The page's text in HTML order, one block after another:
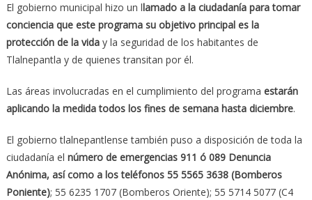
El gobierno municipal hizo un llamado a la ciudadanía para tomar
conciencia que este programa su objetivo principal es la
protección de la viday la seguridad de los habitantes de
Tlalnepantla y de quienes transitan por él.
Las áreas involucradas en el cumplimiento del programa estarán
aplicando la medida todos los fines de semana hasta diciembre.
El gobierno tlalnepantlense también puso a disposición de toda la
ciudadanía el número de emergencias 911 ó 089 Denuncia
Anónima, así como a los teléfonos 55 5565 3638 (Bomberos
Poniente); 55 6235 1707 (Bomberos Oriente); 55 5714 5077 (C4